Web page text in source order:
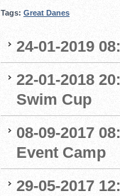
Tags: Great Danes
24-01-2019
22-01-2018
Swim Cup
08-09-2017
Event Camp
29-05-2017